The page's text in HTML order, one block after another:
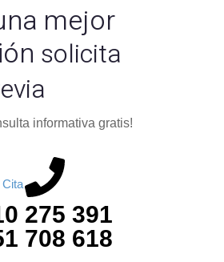
labial. ¡diseñamos tu
Cita
mejor
solicita
informativa gratis!
275 391
708 618